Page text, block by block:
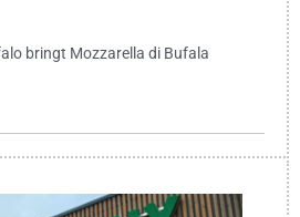
bringt Mozzarella di Bufala